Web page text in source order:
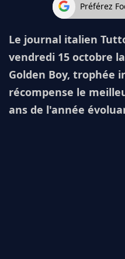
Préférez
Le journal italien
vendredi 15 octobre
Golden Boy, trophée
récompense le
ans de l'année